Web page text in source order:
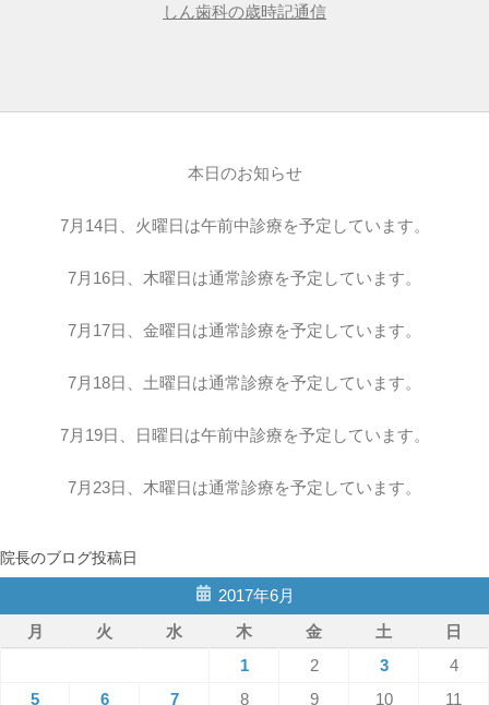
しん歯科の歳時記通信
本日のお知らせ
7月14日、火曜日は午前中診療を予定しています。
7月16日、木曜日は通常診療を予定しています。
7月17日、金曜日は通常診療を予定しています。
7月18日、土曜日は通常診療を予定しています。
7月19日、日曜日は午前中診療を予定しています。
7月23日、木曜日は通常診療を予定しています。
院長のブログ投稿日
2017年6月
月
火 水 木 金 土
日
1
2 3
4
5
6 7 8 9 10
11